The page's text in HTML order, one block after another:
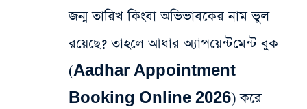
জন্ম তারিখ কিংবা অভিভাবকের নাম ভুল
রয়েছে? তাহলে আধার অ্যাপয়েন্টমেন্ট বুক
(Aadhar Appointment
Booking Online 2026) করে